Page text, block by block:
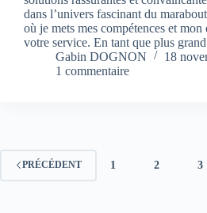
dans l’univers fascinant du
où je mets mes compétences et mon
votre service. En tant que plus
Gabin DOGNON
18
1 commentaire
PRÉCÉDENT 1 2 3